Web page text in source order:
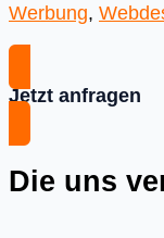
Werbung,
Jetzt anfragen
Die uns